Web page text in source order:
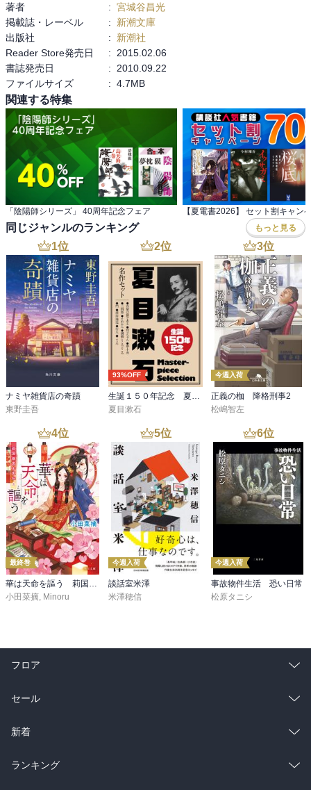
著者
: 宮城谷昌光
掲載誌・レーベル
:
新潮文庫
出版社
:
新潮社
Reader Store発売日
:
2015.02.06
書誌発売日
:
2010.09.22
ファイルサイズ
: 4.7MB
関連する特集
「陰陽師シリーズ」 40周年記念フェア 【夏電書2026】 セット割キャン
同じジャンルのランキング もっと見る
1位
ナミヤ雑貨店の奇蹟
東野圭吾
2位
93%OFF
生誕１５０年記念 夏目漱石 名作セット
夏目漱石
3位
今週入荷
正義の枷 降格刑事2
松嶋智左
4位
最終巻
小田菜摘 Minoru
5位
今週入荷
談話室米澤
米澤穂信
6位
今週入荷
事故物件生活 恐い日常
松原タニシ
フロア
総合
ラノベ
雑誌・グラビア
セール
総合
ラノベ
新着
総合
ランキング